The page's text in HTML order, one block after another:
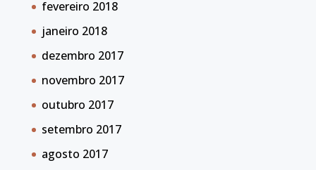
fevereiro 2018
janeiro 2018
dezembro 2017
novembro 2017
outubro 2017
setembro 2017
agosto 2017